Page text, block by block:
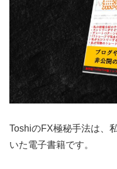
ToshiのFX極秘手法は、
いた電子書籍です。